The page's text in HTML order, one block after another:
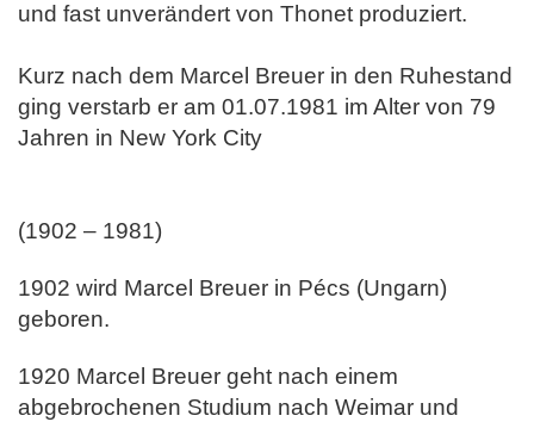
und fast unverändert von Thonet produziert.
Kurz nach dem Marcel Breuer in den Ruhestand
ging verstarb er am 01.07.1981 im Alter von 79
Jahren in New York City
(1902 – 1981)
1902 wird Marcel Breuer in Pécs (Ungarn)
geboren.
1920 Marcel Breuer geht nach einem
abgebrochenen Studium nach Weimar und